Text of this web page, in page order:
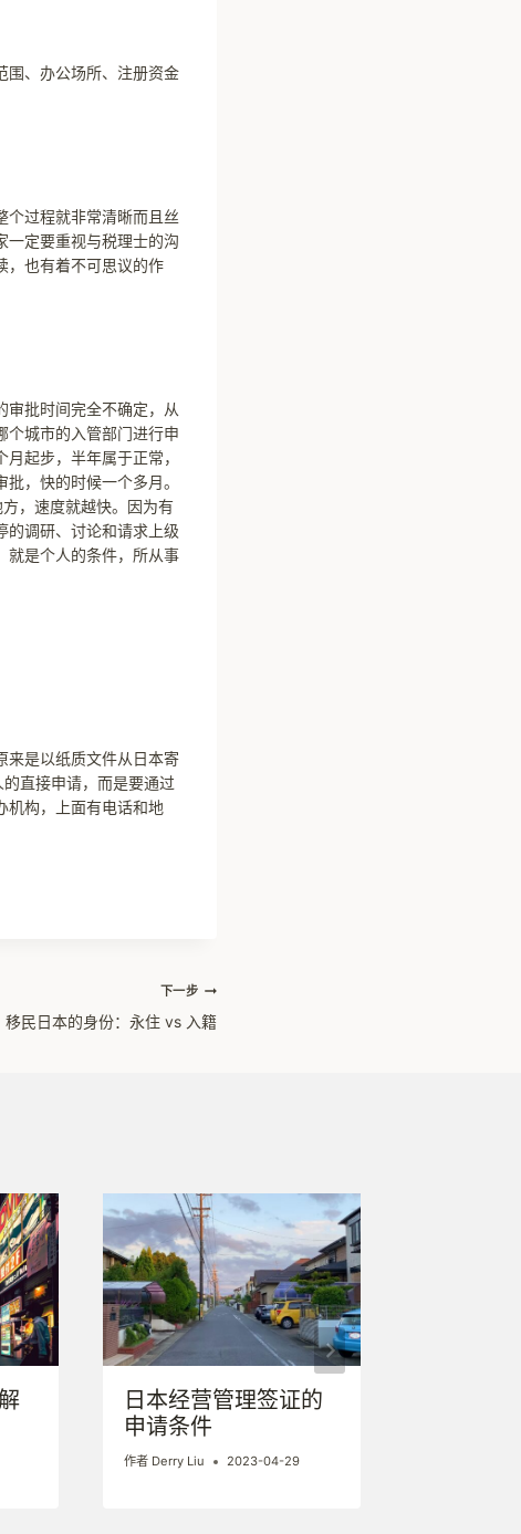
围、办公场所、注册资金
个过程就非常清晰而且丝
一定要重视与税理士的沟
，也有着不可思议的作
审批时间完全不确定，从
个城市的入管部门进行申
起步，半年属于正常，
，快的时候一个多月。
，速度就越快。因为有
的调研、讨论和请求上级
就是个人的条件，所从事
来是以纸质文件从日本寄
直接申请，而是要通过
机构，上面有电话和地
下一步
移民日本的身份：永住 vs 入籍
日本经营管理签证的
申请条件
作者 Derry Liu 2023-04-29